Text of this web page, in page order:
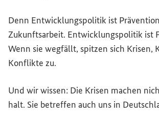
Denn Entwicklungspolitik ist
Zukunftsarbeit. Entwicklungspolitik ist
Wenn sie wegfällt, spitzen sich Krisen,
Konflikte zu.
Und wir wissen: Die Krisen machen
halt. Sie betreffen auch uns in